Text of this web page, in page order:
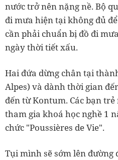
nước trở nên nặng nề. Bộ
đi mưa hiện tại không đủ
cần phải chuẩn bị đồ đi
ngày thời tiết xấu.
Hai đứa dừng chân tại
Alpes) và dành thời gian
đến từ Kontum. Các bạn
tham gia khoá học nghề 1
chức "Poussières de Vie".
Tụi mình sẽ sớm lên đường